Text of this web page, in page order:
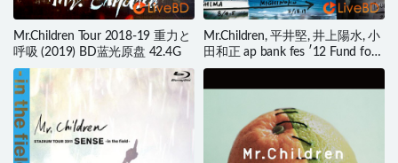
Mr.Children Tour 2018-19 重力と
呼吸 (2019) BD蓝光原盘 42.4G
Mr.Children, 平井堅, 井上陽水, 小
田和正 ap bank fes ′12 Fund for
Japan (3BD) (2013) BD蓝光原盘